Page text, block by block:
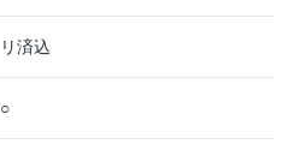
リ済込
○